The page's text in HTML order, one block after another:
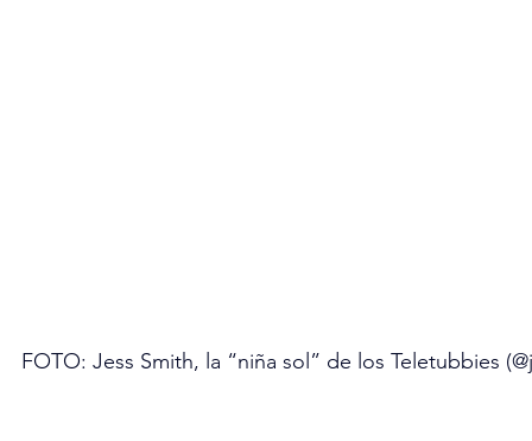
FOTO: Jess Smith, la “niña sol” de los Teletubbies